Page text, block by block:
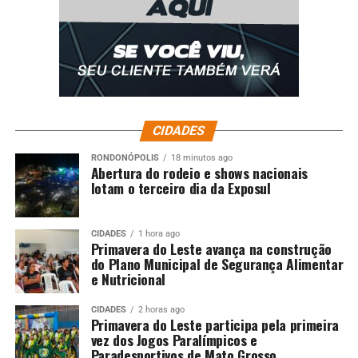
de capital de giro, entraves burocráticos e falta de
reconhecimento de valor simbólico dos produtos são os
principais desafios.
CIDADES
RONDONÓPOLIS 18 minutos ago
Abertura do rodeio e shows nacionais
lotam o terceiro dia da Exposul
CIDADES 1 hora ago
Primavera do Leste avança na construção
do Plano Municipal de Segurança Alimentar
e Nutricional
CIDADES 2 horas ago
Primavera do Leste participa pela primeira
vez dos Jogos Paralímpicos e